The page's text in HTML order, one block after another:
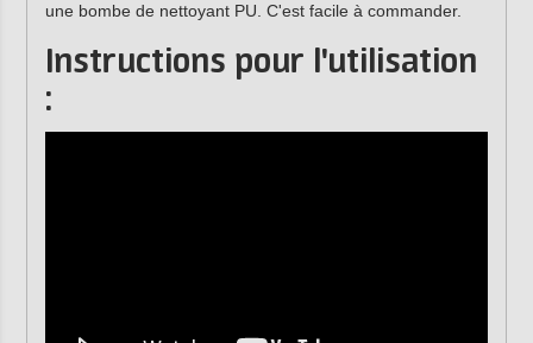
une bombe de nettoyant PU. C'est facile à commander.
Instructions pour l'utilisation
: